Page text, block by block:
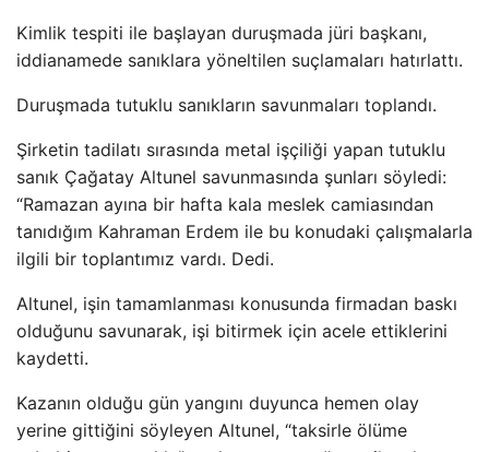
Kimlik tespiti ile başlayan duruşmada jüri başkanı,
iddianamede sanıklara yöneltilen suçlamaları hatırlattı.
Duruşmada tutuklu sanıkların savunmaları toplandı.
Şirketin tadilatı sırasında metal işçiliği yapan tutuklu
sanık Çağatay Altunel savunmasında şunları söyledi:
“Ramazan ayına bir hafta kala meslek camiasından
tanıdığım Kahraman Erdem ile bu konudaki çalışmalarla
ilgili bir toplantımız vardı. Dedi.
Altunel, işin tamamlanması konusunda firmadan baskı
olduğunu savunarak, işi bitirmek için acele ettiklerini
kaydetti.
Kazanın olduğu gün yangını duyunca hemen olay
yerine gittiğini söyleyen Altunel, “taksirle ölüme